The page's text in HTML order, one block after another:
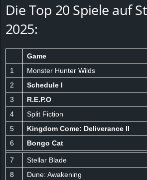
Die Top 20 Spiele auf
2025:
Game
1
Monster Hunter Wilds
2
Schedule I
3
R.E.P.O
4
Split Fiction
5
Kingdom Come: Deliverance II
6
Bongo Cat
7 Stellar Blade
8
Dune: Awakening